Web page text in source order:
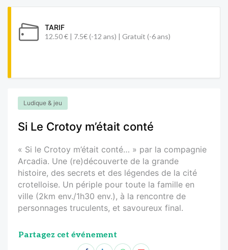
TARIF
12.50 € | 7.5€ (-12 ans) | Gratuit (-6 ans)
Ludique & jeu
Si Le Crotoy m’était conté
« Si le Crotoy m’était conté… » par la compagnie
Arcadia. Une (re)découverte de la grande
histoire, des secrets et des légendes de la cité
crotelloise. Un périple pour toute la famille en
ville (2km env./1h30 env.), à la rencontre de
personnages truculents, et savoureux final.
Partagez cet événement